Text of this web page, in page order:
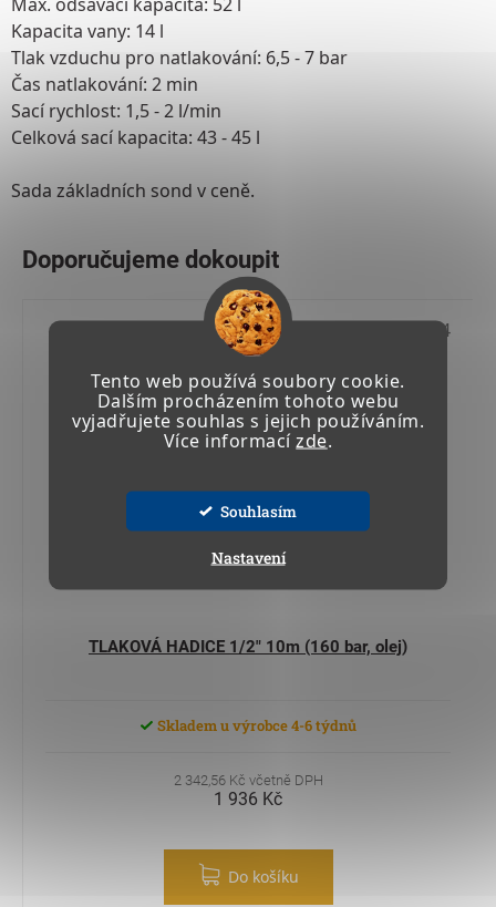
Tento web používá soubory cookie.
Dalším procházením tohoto webu
vyjadřujete souhlas s jejich používáním.
Více informacízde.
Souhlasím
Nastavení
Kapacita vany: 14 l
Tlak vzduchu pro natlakování: 6,5 - 7 bar
Čas natlakování: 2 min
Sací rychlost: 1,5 - 2 l/min
Celková sací kapacita: 43 - 45 l
Sada základních sond v ceně.
TLAKOVÁ HADICE 1/2" 10m (160 bar, olej)
Skladem u výrobce 4-6 týdnů
2 342,56 Kč včetně DPH
1 936 Kč
Do košíku
14 200 04